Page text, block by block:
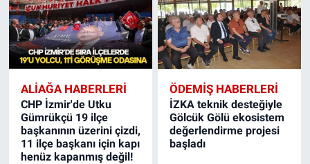
ALIAĞA HABERLERI
CHP İzmir'de Utku
Gümrükçü 19 ilçe
başkanının üzerini çizdi,
11 ilçe başkanı için kapı
henüz kapanmış değil!
ÖDEMIŞ HABERLERI
İZKA teknik desteğiyle
Gölcük Gölü ekosistem
değerlendirme projesi
başladı